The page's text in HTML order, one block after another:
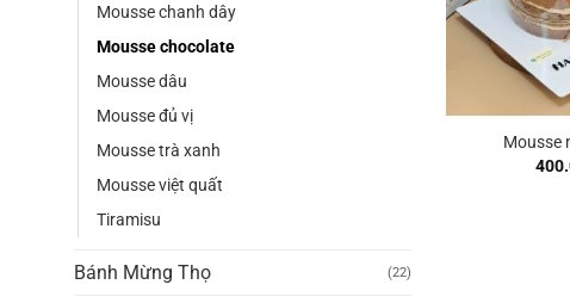
Mousse chanh dây
Mousse chocolate
Mousse dâu
Mousse đủ vị
Mousse trà xanh
Mousse việt quất
Tiramisu
Bánh Mừng Thọ (22)
Mousse